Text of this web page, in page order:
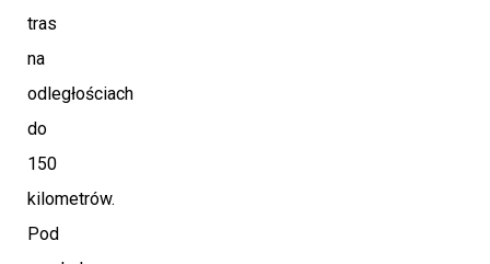
tras
na
odległościach
do
150
kilometrów.
Pod